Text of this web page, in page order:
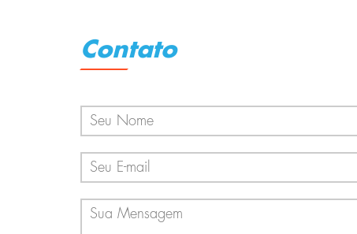
Contato